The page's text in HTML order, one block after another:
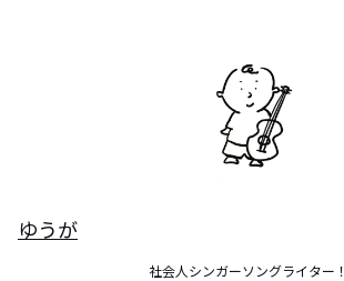
ゆうが
社会人シンガーソングライター！